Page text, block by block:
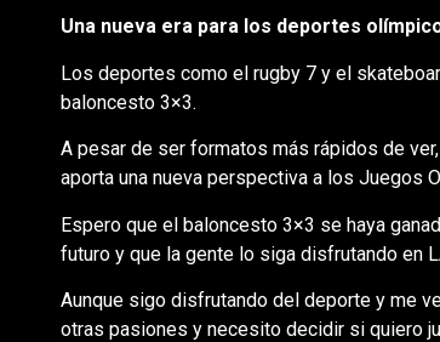
Una nueva era para los deportes
Los deportes como el rugby 7 y el
baloncesto 3×3.
A pesar de ser formatos más rápidos de
aporta una nueva perspectiva a los Juegos
Espero que el baloncesto 3×3 se haya
futuro y que la gente lo siga disfrutando en
Aunque sigo disfrutando del deporte y me
otras pasiones y necesito decidir si quiero